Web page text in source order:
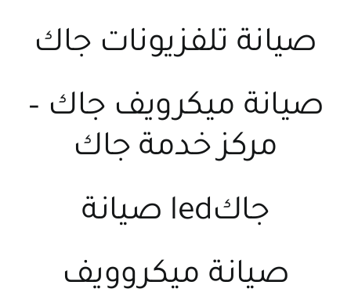
صيانة تلفزيونات جاك
صيانة ميكرويف جاك –
مركز خدمة جاك
جاكled صيانة
صيانة ميكروويف